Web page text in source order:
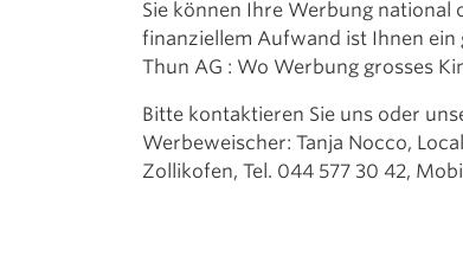
Sie können Ihre Werbung national
finanziellem Aufwand ist Ihnen ein
Thun AG : Wo Werbung grosses
Bitte kontaktieren Sie uns oder
Werbeweischer: Tanja Nocco,
Zollikofen, Tel. 044 577 30 42,